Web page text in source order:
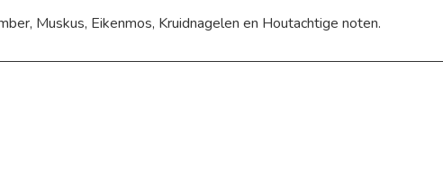
Muskus, Eikenmos, Kruidnagelen en Houtachtige noten.